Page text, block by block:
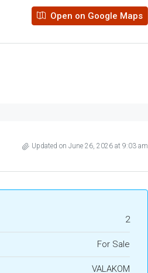
Open on Google Maps
Updated on June 26, 2026 at 9:03 am
2
For Sale
VALAKOM